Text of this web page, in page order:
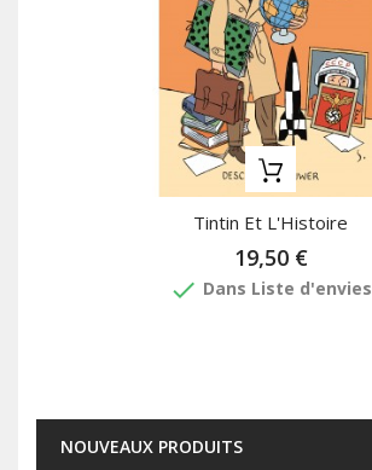
Tintin Et L'Histoire
19,50 €
done Dans Liste d'envies
NOUVEAUX PRODUITS